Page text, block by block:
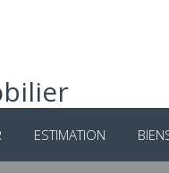
ESTIMATION